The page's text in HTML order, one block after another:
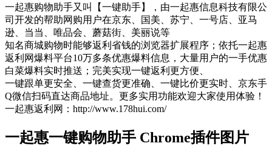
一起惠购物助手又叫【一键助手】，由一起惠信息科技有限公
司开发的帮助网购用户在京东、国美、苏宁、一号店、亚马
逊、当当、唯品会、蘑菇街、美丽说等
知名商城购物时能够返利省钱的浏览器扩展程序；依托一起惠
返利网爆料平台10万多条优惠爆料信息，大量用户的一手优惠
白菜爆料实时推送；完美实现一键返利更方便、
一键跟单更安全、一键查货更准确、一键比价更实时、京东手
Q微信扫码直达商品地址。更多实用功能欢迎大家使用体验！
一起惠返利网：http://www.178hui.com/
一起惠一键购物助手 Chrome插件图片